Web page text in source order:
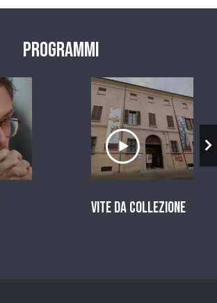
Programmi
il servizio Ascolta il
Vite da Collezione